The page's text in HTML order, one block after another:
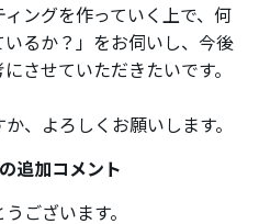
ングを作っていく上で、何
るか？」をお伺いし、今後
させていただきたいです。
、よろしくお願いします。
追加コメント
ございます。